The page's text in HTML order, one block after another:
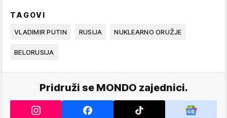
TAGOVI
VLADIMIR PUTIN RUSIJA NUKLEARNO ORUŽJE
BELORUSIJA
Pridruži se MONDO zajednici.